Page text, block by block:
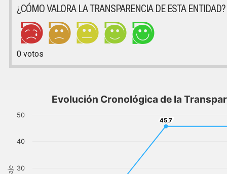
¿CÓMO VALORA LA TRANSPARENCIA DE ESTA ENTIDAD?
0votos
Evolución Cronológica de la
45,7
45,7
30
40
50